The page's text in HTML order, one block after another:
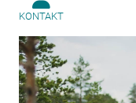
KONTAKT